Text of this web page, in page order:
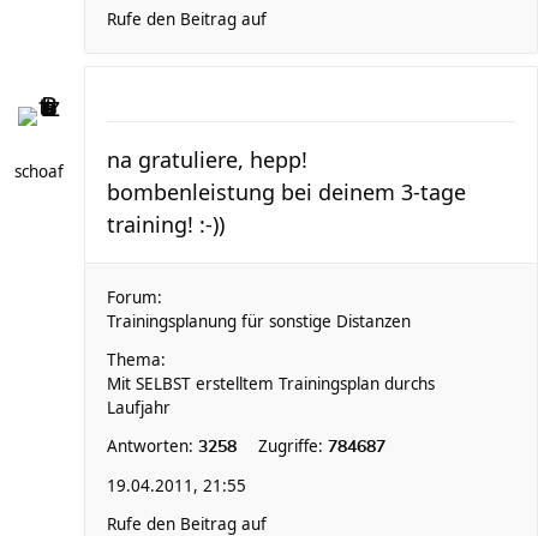
Rufe den Beitrag auf
schoaf
na gratuliere, hepp!
bombenleistung bei deinem 3-tage
training! :-))
Forum:
Trainingsplanung für sonstige Distanzen
Thema:
Mit SELBST erstelltem Trainingsplan durchs
Laufjahr
Antworten: 3258 Zugriffe: 784687
19.04.2011, 21:55
Rufe den Beitrag auf